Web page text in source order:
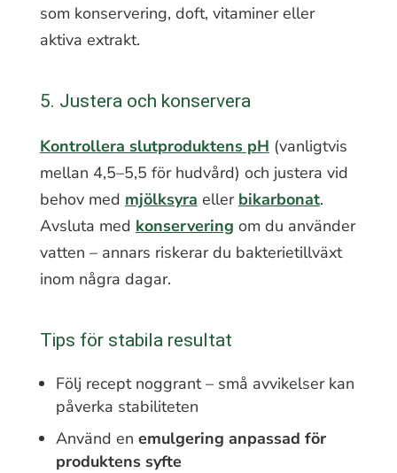
som konservering, doft, vitaminer eller
aktiva extrakt.
5. Justera och konservera
Kontrollera slutproduktens pH (vanligtvis
mellan 4,5–5,5 för hudvård) och justera vid
behov med mjölksyra eller bikarbonat.
Avsluta med konservering om du använder
vatten – annars riskerar du bakterietillväxt
inom några dagar.
Tips för stabila resultat
Följ recept noggrant – små avvikelser kan
påverka stabiliteten
Använd en emulgering anpassad för
produktens syfte